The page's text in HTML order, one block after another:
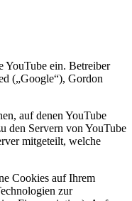
YouTube ein. Betreiber
(„Google“), Gordon
auf denen YouTube
den Servern von YouTube
mitgeteilt, welche
Cookies auf Ihrem
zur